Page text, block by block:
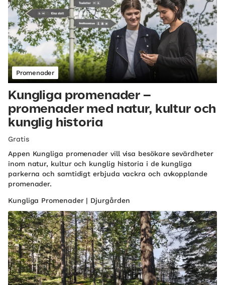
Promenader
Kungliga promenader –
promenader med natur, kultur och
kunglig historia
Gratis
Appen Kungliga promenader vill visa besökare sevärdheter
inom natur, kultur och kunglig historia i de kungliga
parkerna och samtidigt erbjuda vackra och avkopplande
promenader.
Kungliga Promenader | Djurgården